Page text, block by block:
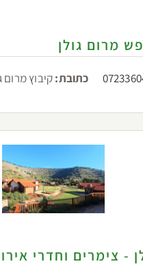
מרום גולן
כתובת:קיבוץ מרום
- צימרים וחדרי